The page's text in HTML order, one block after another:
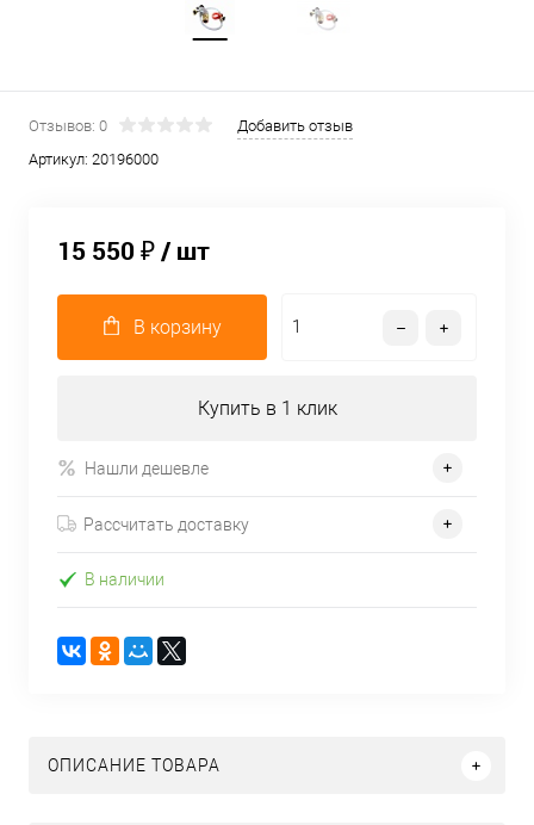
Отзывов: 0
Добавить отзыв
Артикул: 20196000
15 550 ₽/ шт
В корзину
Купить в 1 клик
Нашли дешевле
Рассчитать доставку
В наличии
ОПИСАНИЕ ТОВАРА